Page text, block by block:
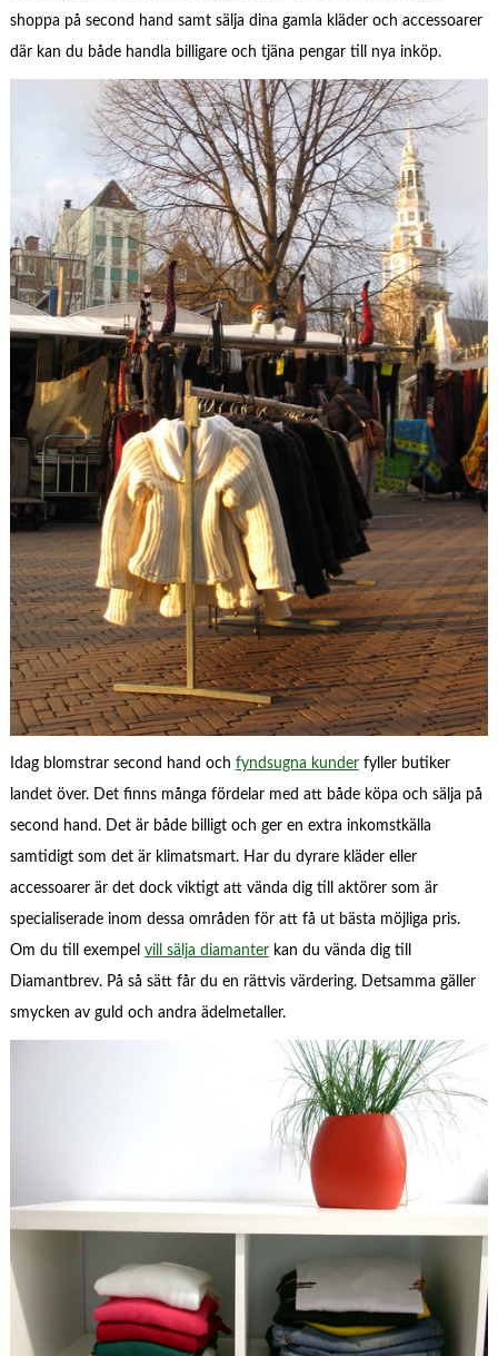
shoppa på second hand samt sälja dina gamla kläder och accessoarer
där kan du både handla billigare och tjäna pengar till nya inköp.
Idag blomstrar second hand och fyndsugna kunderfyller butiker
landet över. Det finns många fördelar med att både köpa och sälja på
second hand. Det är både billigt och ger en extra inkomstkälla
samtidigt som det är klimatsmart. Har du dyrare kläder eller
accessoarer är det dock viktigt att vända dig till aktörer som är
specialiserade inom dessa områden för att få ut bästa möjliga pris.
Om du till exempel vill sälja diamanterkan du vända dig till
Diamantbrev. På så sätt får du en rättvis värdering. Detsamma gäller
smycken av guld och andra ädelmetaller.